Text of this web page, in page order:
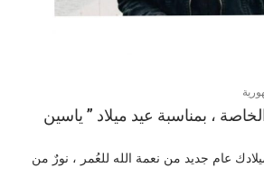
، بمناسبة عيد ميلاد ” ياسين
عام جديد من نعمة الله للعُمر ، نورٌ من